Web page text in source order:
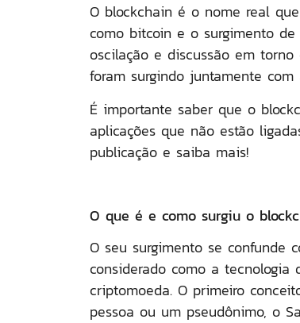
O blockchain é o nome real
como bitcoin e o surgimento
oscilação e discussão em
foram surgindo juntamente
É importante saber que o
aplicações que não estão
publicação e saiba mais!
O que é e como surgiu o
O seu surgimento se confunde
considerado como a
criptomoeda. O primeiro
pessoa ou um pseudônimo, o